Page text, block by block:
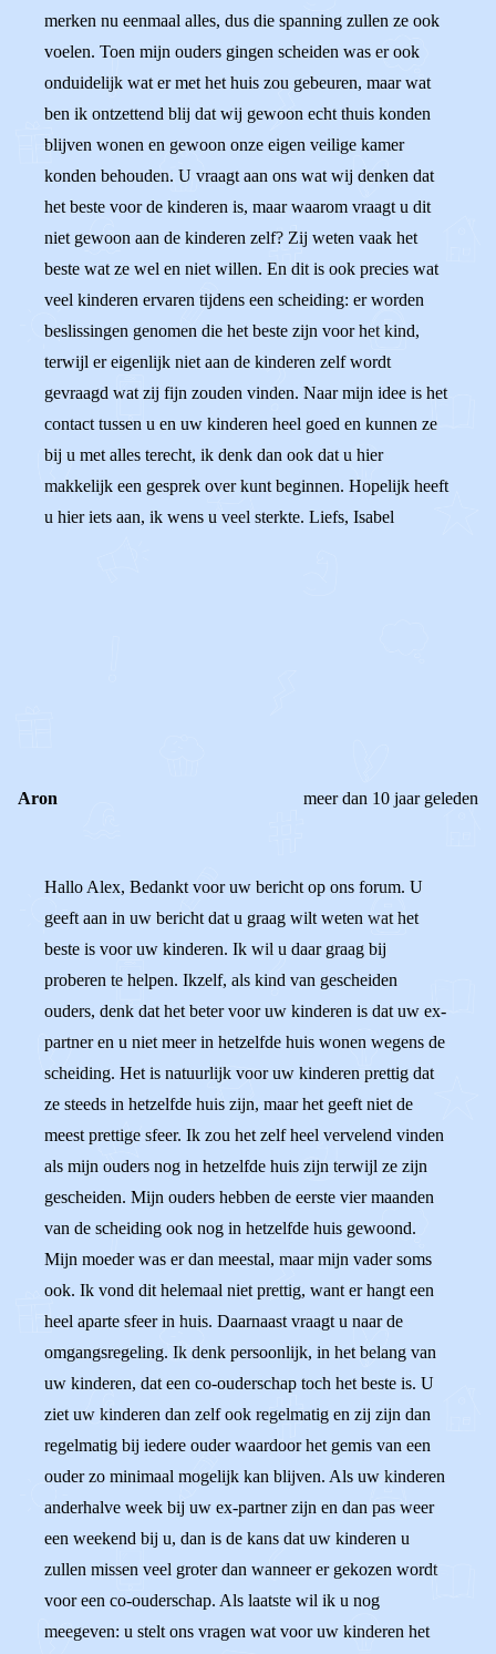
merken nu eenmaal alles, dus die spanning zullen ze ook
voelen. Toen mijn ouders gingen scheiden was er ook
onduidelijk wat er met het huis zou gebeuren, maar wat
ben ik ontzettend blij dat wij gewoon echt thuis konden
blijven wonen en gewoon onze eigen veilige kamer
konden behouden. U vraagt aan ons wat wij denken dat
het beste voor de kinderen is, maar waarom vraagt u dit
niet gewoon aan de kinderen zelf? Zij weten vaak het
beste wat ze wel en niet willen. En dit is ook precies wat
veel kinderen ervaren tijdens een scheiding: er worden
beslissingen genomen die het beste zijn voor het kind,
terwijl er eigenlijk niet aan de kinderen zelf wordt
gevraagd wat zij fijn zouden vinden. Naar mijn idee is het
contact tussen u en uw kinderen heel goed en kunnen ze
bij u met alles terecht, ik denk dan ook dat u hier
makkelijk een gesprek over kunt beginnen. Hopelijk heeft
u hier iets aan, ik wens u veel sterkte. Liefs, Isabel
Aron meer dan 10 jaar geleden
Hallo Alex, Bedankt voor uw bericht op ons forum. U
geeft aan in uw bericht dat u graag wilt weten wat het
beste is voor uw kinderen. Ik wil u daar graag bij
proberen te helpen. Ikzelf, als kind van gescheiden
ouders, denk dat het beter voor uw kinderen is dat uw ex-
partner en u niet meer in hetzelfde huis wonen wegens de
scheiding. Het is natuurlijk voor uw kinderen prettig dat
ze steeds in hetzelfde huis zijn, maar het geeft niet de
meest prettige sfeer. Ik zou het zelf heel vervelend vinden
als mijn ouders nog in hetzelfde huis zijn terwijl ze zijn
gescheiden. Mijn ouders hebben de eerste vier maanden
van de scheiding ook nog in hetzelfde huis gewoond.
Mijn moeder was er dan meestal, maar mijn vader soms
ook. Ik vond dit helemaal niet prettig, want er hangt een
heel aparte sfeer in huis. Daarnaast vraagt u naar de
omgangsregeling. Ik denk persoonlijk, in het belang van
uw kinderen, dat een co-ouderschap toch het beste is. U
ziet uw kinderen dan zelf ook regelmatig en zij zijn dan
regelmatig bij iedere ouder waardoor het gemis van een
ouder zo minimaal mogelijk kan blijven. Als uw kinderen
anderhalve week bij uw ex-partner zijn en dan pas weer
een weekend bij u, dan is de kans dat uw kinderen u
zullen missen veel groter dan wanneer er gekozen wordt
voor een co-ouderschap. Als laatste wil ik u nog
meegeven: u stelt ons vragen wat voor uw kinderen het